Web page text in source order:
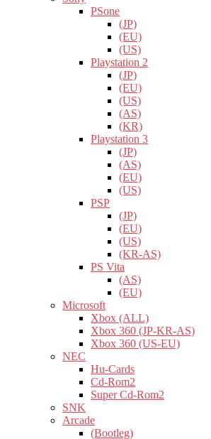
PSone
(JP)
(EU)
(US)
Playstation 2
(JP)
(EU)
(US)
(AS)
(KR)
Playstation 3
(JP)
(AS)
(EU)
(US)
PSP
(JP)
(EU)
(US)
(KR-AS)
PS Vita
(AS)
(EU)
Microsoft
Xbox (ALL)
Xbox 360 (JP-KR-AS)
Xbox 360 (US-EU)
NEC
Hu-Cards
Cd-Rom2
Super Cd-Rom2
SNK
Arcade
(Bootleg)